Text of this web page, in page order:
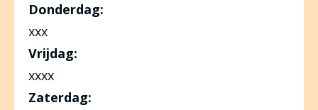
Donderdag:
xxx
Vrijdag:
xxxx
Zaterdag: